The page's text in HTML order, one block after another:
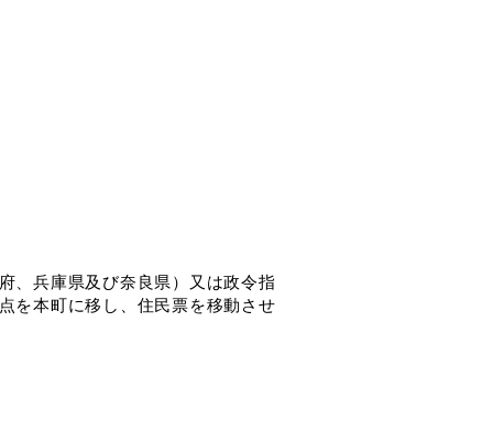
、兵庫県及び奈良県）又は政令指
を本町に移し、住民票を移動させ